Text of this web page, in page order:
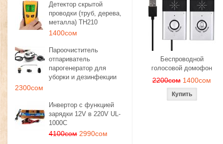
Детектор скрытой
проводки (труб, дерева,
металла) TH210
1400сом
Пароочиститель
отпариватель
парогенератор для
уборки и дезинфекции
2300сом
Инвертор с функцией
зарядки 12V в 220V UL-
1000C
4100сом 2990сом
Беспроводной
голосовой домофон
2200сом 1400сом